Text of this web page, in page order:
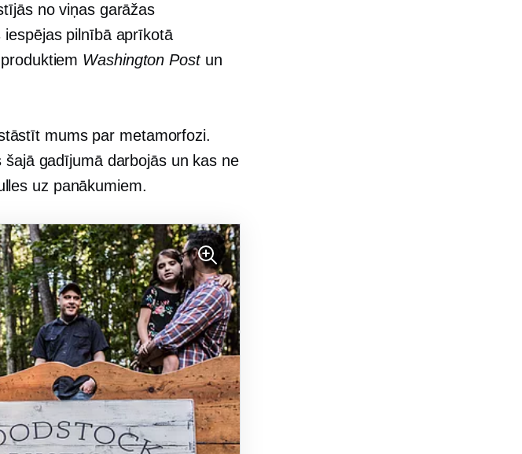
no viņas garāžas
pilnībā aprīkotā
Washington Postun
mums par metamorfozi.
gadījumā darbojās un kas ne
uz panākumiem.